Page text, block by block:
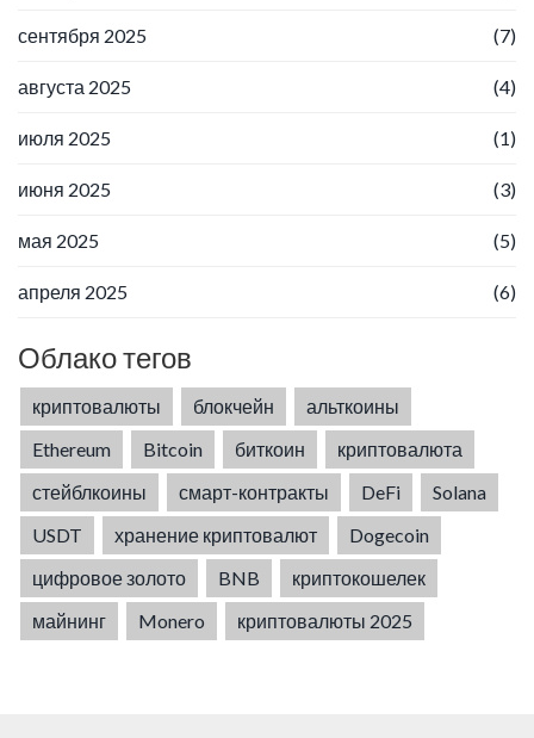
сентября 2025 (7)
августа 2025 (4)
июля 2025 (1)
июня 2025 (3)
мая 2025 (5)
апреля 2025 (6)
Облако тегов
криптовалюты блокчейн
альткоины
Ethereum
Bitcoin биткоин
криптовалюта
стейблкоины
смарт-контракты DeFi
Solana
USDT
хранение криптовалют
Dogecoin
цифровое золото
BNB
криптокошелек
майнинг
Monero криптовалюты 2025